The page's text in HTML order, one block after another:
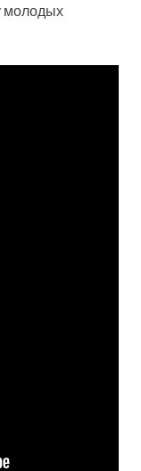
молодых